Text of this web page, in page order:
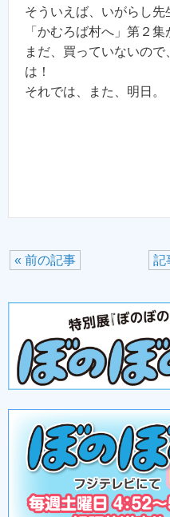
そういえば、いがらし
「かむろば村へ」第２
まだ、買っていないの
は！
それでは、また、明日。
記
« 前の記事